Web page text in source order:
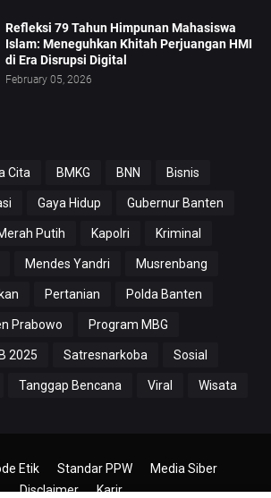
Refleksi 79 Tahun Himpunan Mahasiswa
Islam: Meneguhkan Khitah Perjuangan HMI
di Era Disrupsi Digital
February 05, 2026
Cita BMKG BNN Bisnis
Gaya Hidup Gubernur Banten
Putih Kapolri Kriminal
Mendes Yandri Musrenbang
Pertanian Polda Banten
Prabowo Program MBG
2025 Satresnarkoba Sosial
Tanggap Bencana Viral Wisata
Etik Standar PPW
Media Siber
Disclaimer
Karir